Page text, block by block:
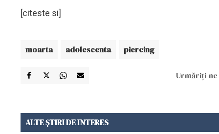
[citeste si]
moarta adolescenta piercing
Urmăriți-ne
ALTE ȘTIRI DE INTERES